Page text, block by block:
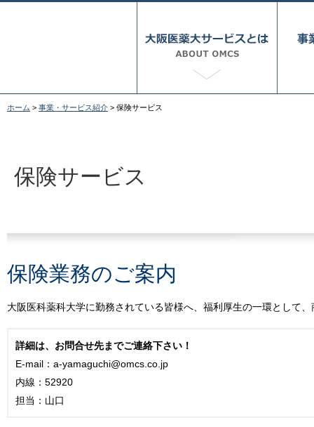
経営理念
会社概要
決算公告
ホーム > 事業・サービス紹介 > 保険サービス
保険サービス
保険業務のご案内
大阪医科薬科大学に勤務されている皆様へ、福利厚生の一環として
詳細は、お問合せ先までご連絡下さい！
E-mail：a-yamaguchi@omcs.co.jp
内線：52920
担当：山口